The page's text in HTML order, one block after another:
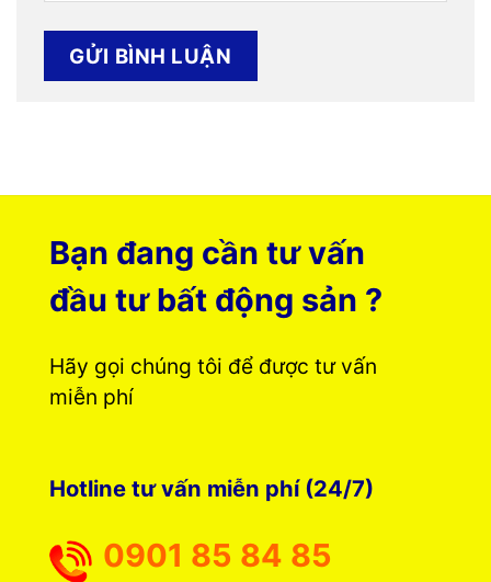
Bạn đang cần tư vấn
đầu tư bất động sản ?
Hãy gọi chúng tôi để được tư vấn
miễn phí
Hotline tư vấn miễn phí (24/7)
0901 85 84 85